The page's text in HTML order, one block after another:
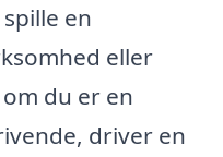
en
eller
du er en
driver en